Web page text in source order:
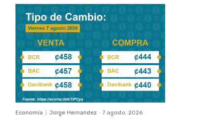
Economía Jorge Hernandez - 7 agosto, 2026